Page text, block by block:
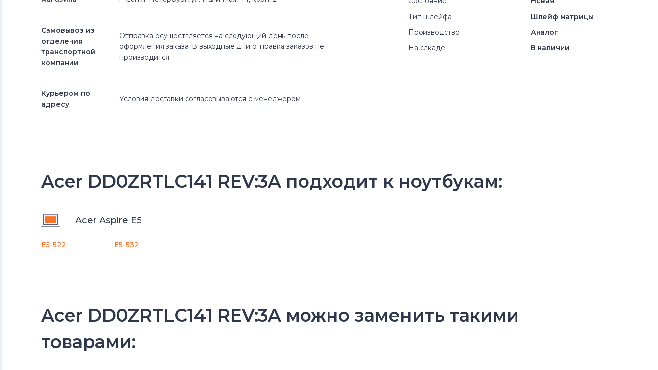
Самовывоз из
отделения
транспортной
компании
Отправка осуществляется на следующий день после
оформления заказа. В выходные дни отправка заказов не
производится
Курьером по
адресу
Условия доставки согласовываются с менеджером
Тип шлейфа
Шлейф матрицы
Производство
Аналог
На слкаде
В наличии
Acer DD0ZRTLC141 REV:3A подходит к ноутбукам:
Acer Aspire E5
E5-522 E5-532
Acer DD0ZRTLC141 REV:3A можно заменить такими
товарами: